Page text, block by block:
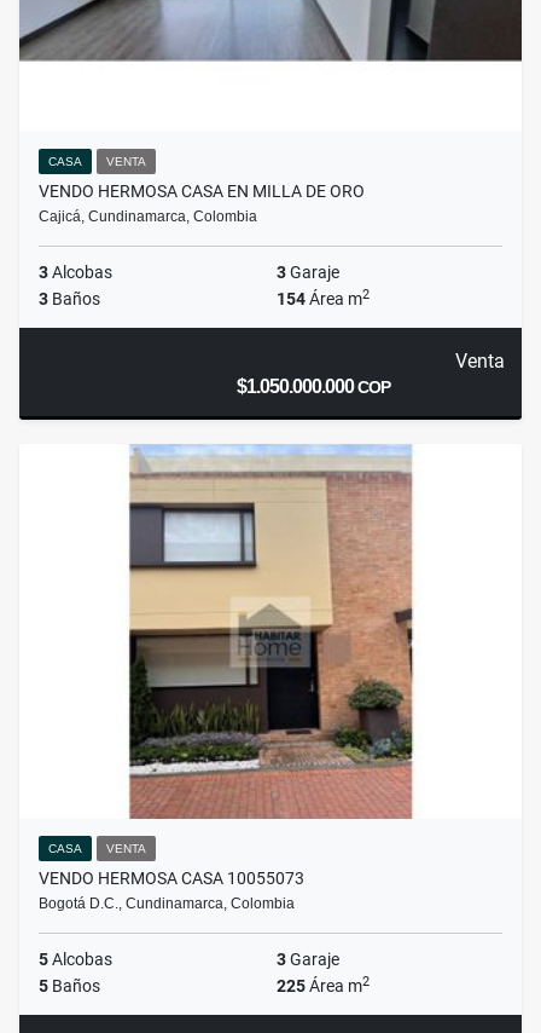
CASA VENTA
VENDO HERMOSA CASA EN MILLA DE ORO
Cajicá, Cundinamarca, Colombia
3Alcobas 3Garaje
3 Baños 154Área m2
Venta
$1.050.000.000COP
CASA VENTA
VENDO HERMOSA CASA 10055073
Bogotá D.C., Cundinamarca, Colombia
5Alcobas 3Garaje
5 Baños 225Área m2